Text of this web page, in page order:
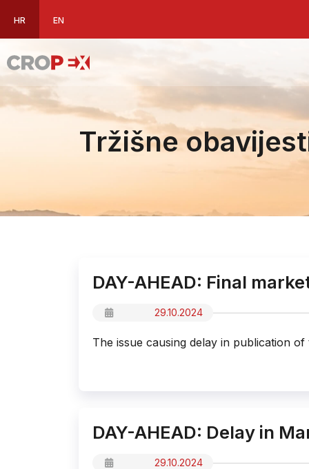
HR EN
Tržišne
DAY-AHEAD: Final
29.10.2024
The issue causing delay in publication
DAY-AHEAD: Delay in
29.10.2024